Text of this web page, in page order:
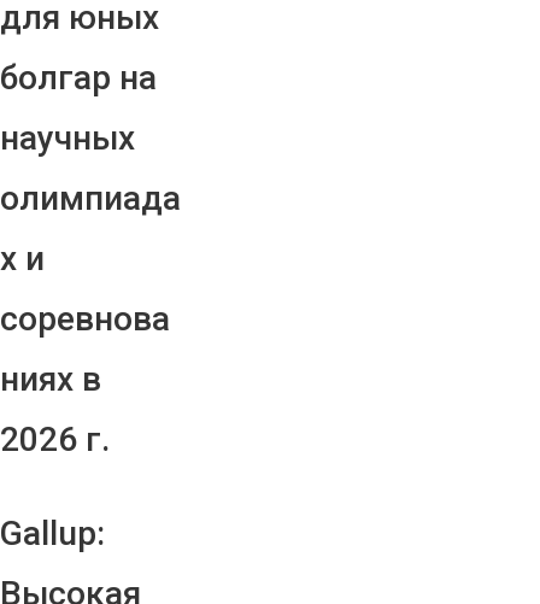
для юных
болгар на
научных
олимпиада
х и
соревнова
ниях в
2026 г.
Gallup:
Высокая